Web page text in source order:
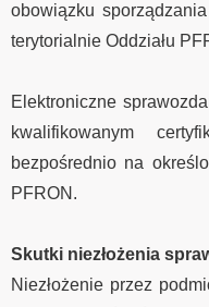
obowiązku
terytorialnie Oddziału
Elektroniczne
kwalifikowanym
bezpośrednio na
PFRON.
Skutki niezłożenia
Niezłożenie przez